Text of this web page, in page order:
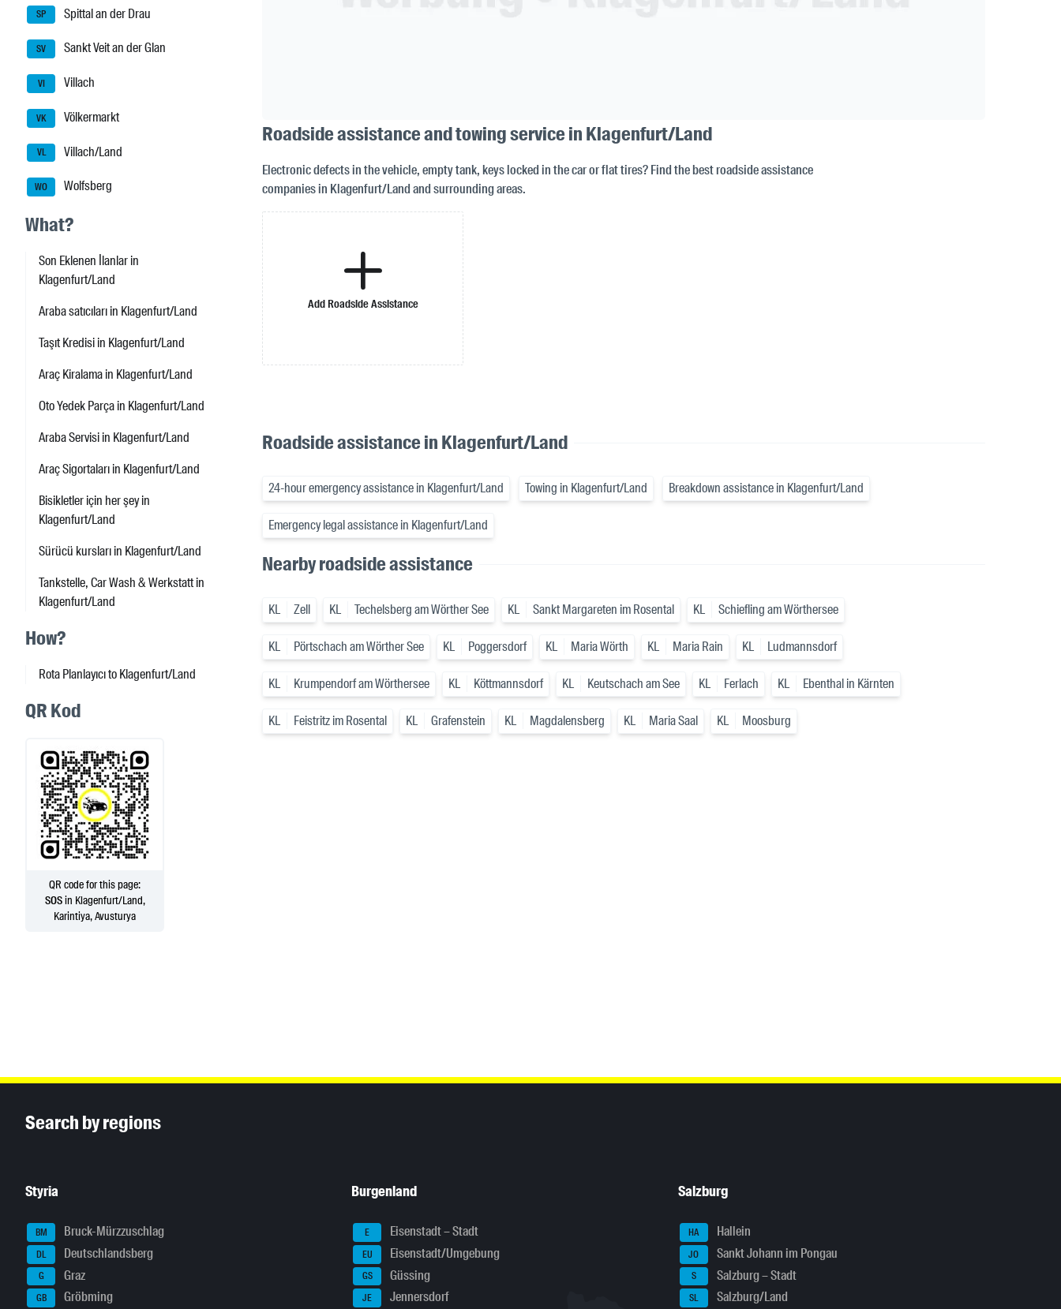
SP Spittal an der Drau
SV Sankt Veit an der Glan
VI Villach
VK Völkermarkt
VL Villach/Land
WO Wolfsberg
What?
Son Eklenen İlanlar in
Klagenfurt/Land
Araba satıcıları in Klagenfurt/Land
Taşıt Kredisi in Klagenfurt/Land
Araç Kiralama in Klagenfurt/Land
Oto Yedek Parça in Klagenfurt/Land
Araba Servisi in Klagenfurt/Land
Araç Sigortaları in Klagenfurt/Land
Bisikletler için her şey in
Klagenfurt/Land
Sürücü kursları in Klagenfurt/Land
Tankstelle, Car Wash & Werkstatt in
Klagenfurt/Land
How?
Rota Planlayıcı to Klagenfurt/Land
QR Kod
QR code for this page:
SOSin Klagenfurt/Land,
Karintiya, Avusturya
Roadside assistance and towing service in Klagenfurt/Land
Electronic defects in the vehicle, empty tank, keys locked in the car or flat tires? Find the best roadside assistance
companies in Klagenfurt/Land and surrounding areas.
Add Roadside Assistance
Roadside assistance in Klagenfurt/Land
24-hour emergency assistance in Klagenfurt/Land Towing in Klagenfurt/Land Breakdown assistance in Klagenfurt/Land
Emergency legal assistance in Klagenfurt/Land
Nearby roadside assistance
KL Zell KL Techelsberg am Wörther See KL Sankt Margareten im Rosental KL Schiefling am Wörthersee
KL Pörtschach am Wörther See KL Poggersdorf KL Maria Wörth KL Maria Rain KL Ludmannsdorf
KL Krumpendorf am Wörthersee KL Köttmannsdorf KL Keutschach am See KL Ferlach KL Ebenthal in Kärnten
KL Feistritz im Rosental KL Grafenstein KL Magdalensberg KL Maria Saal KL Moosburg
Search by regions
Styria
BM Bruck-Mürzzuschlag
DL Deutschlandsberg
G Graz
GB Gröbming
Burgenland
E Eisenstadt – Stadt
EU Eisenstadt/Umgebung
GS Güssing
JE Jennersdorf
Salzburg
HA Hallein
JO Sankt Johann im Pongau
S Salzburg – Stadt
SL Salzburg/Land